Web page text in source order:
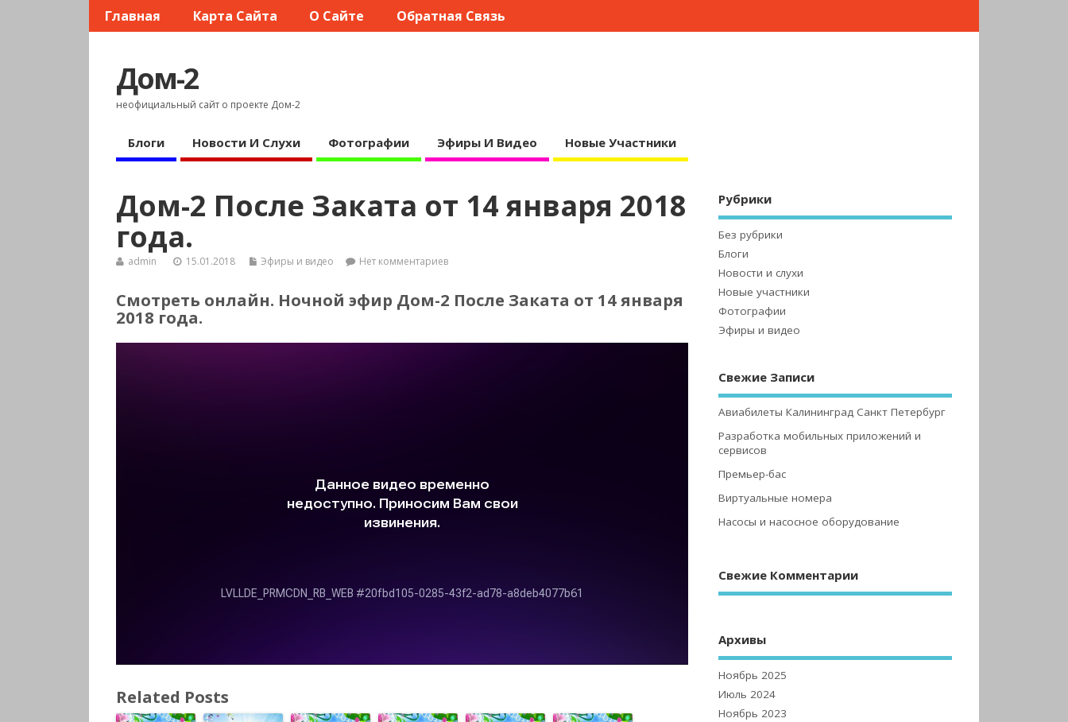
Главная Карта Сайта О Сайте Обратная Связь
Дом-2
неофициальный сайт о проекте Дом-2
Блоги Новости И Слухи Фотографии Эфиры И Видео Новые Участники
Дом-2 После Заката от 14 января 2018
года.
admin 15.01.2018 Эфиры и видео Нет комментариев
Смотреть онлайн. Ночной эфир Дом-2 После Заката от 14 января
2018 года.
Related Posts
Рубрики
Без рубрики
Блоги
Новости и слухи
Новые участники
Фотографии
Эфиры и видео
Свежие Записи
Авиабилеты Калининград Санкт Петербург
Разработка мобильных приложений и
сервисов
Премьер-бас
Виртуальные номера
Насосы и насосное оборудование
Свежие Комментарии
Архивы
Ноябрь 2025
Июль 2024
Ноябрь 2023